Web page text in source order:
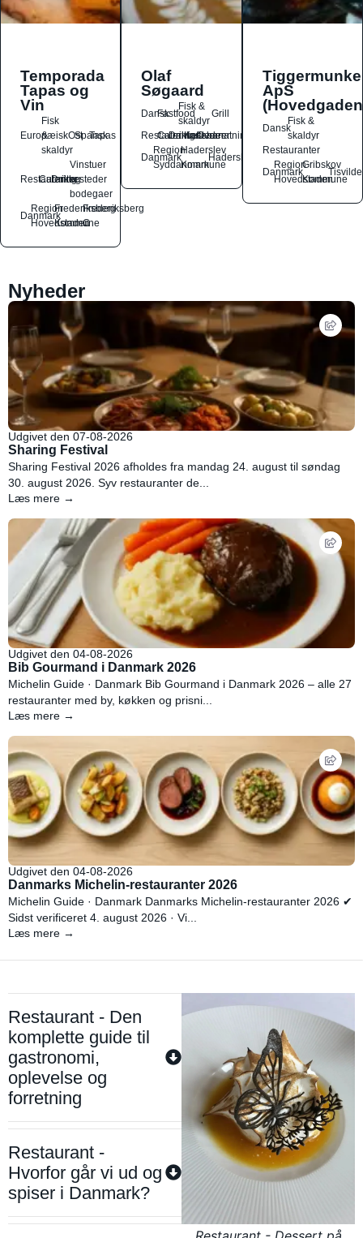
Temporada
Tapas og
Vin
Europæisk
Fisk
&
skaldyr
OstSpansk
Tapas
Restauranter
Catering
Drikkesteder
Vinstuer
og
bodegaer
Danmark
Region
Hovedstaden
Frederiksberg
Kommune
Frederiksberg
C
Olaf
Søgaard
DanskFastfood
Fisk &
skaldyr
Grill
Restauranter
Catering
Drikkesteder
Kaffebarer
Overnatningssteder
Danmark
Region
Syddanmark
Haderslev
Kommune
Haderslev
ApS
Dansk
Fisk &
skaldyr
Restauranter
Danmark
Region
Hovedstaden
Gribskov
Kommune
Nyheder
Udgivet den 07-08-2026
Sharing Festival
Sharing Festival 2026 afholdes fra mandag 24. august til søndag
30. august 2026. Syv restauranter de...
Læs mere →
Udgivet den 04-08-2026
Bib Gourmand i Danmark 2026
Michelin Guide · Danmark Bib Gourmand i Danmark 2026 – alle 27
restauranter med by, køkken og prisni...
Læs mere →
Udgivet den 04-08-2026
Danmarks Michelin-restauranter 2026
Michelin Guide · Danmark Danmarks Michelin-restauranter 2026 ✔
Sidst verificeret 4. august 2026 · Vi...
Læs mere →
Restaurant - Den
komplette guide til
gastronomi,
oplevelse og
forretning
Restaurant -
Hvorfor går vi ud og
spiser i Danmark?